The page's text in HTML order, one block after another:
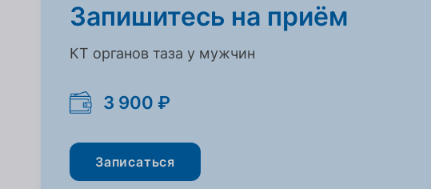
Запишитесь на приём
КТ органов таза у мужчин
3 900 ₽
Записаться